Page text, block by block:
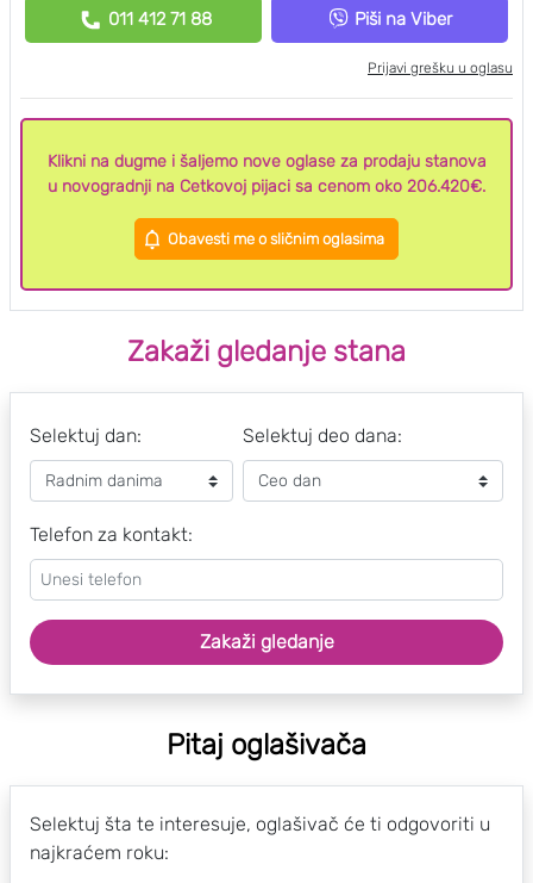
011 412 71 88 Piši na Viber
Prijavi grešku u oglasu
Klikni na dugme i šaljemo nove oglase za prodaju stanova
u novogradnji na Cetkovoj pijaci sa cenom oko 206.420€.
Obavesti me o sličnim oglasima
Zakaži gledanje stana
Selektuj dan: Selektuj deo dana:
Telefon za kontakt:
Zakaži gledanje
Pitaj oglašivača
Selektuj šta te interesuje, oglašivač će ti odgovoriti u
najkraćem roku: